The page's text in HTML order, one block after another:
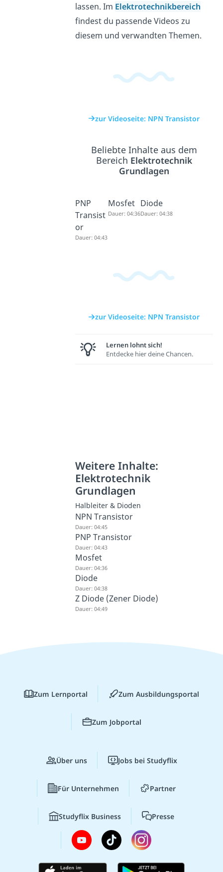
lassen. Im Elektrotechnikbereich
findest du passende Videos zu
diesem und verwandten Themen.
zur Videoseite: NPN Transistor
Beliebte Inhalte aus dem
Bereich Elektrotechnik
Grundlagen
PNP
Transist
or
Dauer: 04:43
Mosfet
Dauer: 04:36
Diode
Dauer: 04:38
zur Videoseite: NPN Transistor
Lernen lohnt sich!
Entdecke hier deine Chancen.
Weitere Inhalte:
Elektrotechnik
Grundlagen
Halbleiter & Dioden
NPN Transistor
Dauer: 04:45
PNP Transistor
Dauer: 04:43
Mosfet
Dauer: 04:36
Diode
Dauer: 04:38
Z Diode (Zener Diode)
Dauer: 04:49
Zum Lernportal Zum Ausbildungsportal
Zum Jobportal
Über uns Jobs bei Studyflix
Für Unternehmen Partner
Studyflix Business Presse